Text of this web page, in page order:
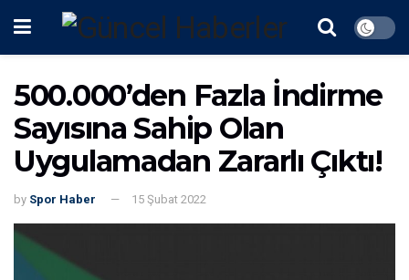
500.000’den Fazla İndirme
Sayısına Sahip Olan
Uygulamadan Zararlı Çıktı!
by Spor Haber 15 Şubat 2022